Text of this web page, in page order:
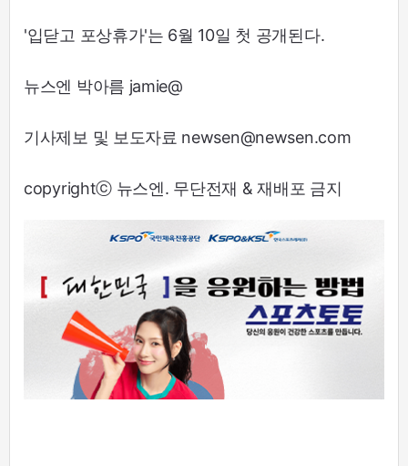
'입닫고 포상휴가'는 6월 10일 첫 공개된다.
뉴스엔 박아름 jamie@
기사제보 및 보도자료 newsen@newsen.com
copyrightⓒ 뉴스엔. 무단전재 & 재배포 금지